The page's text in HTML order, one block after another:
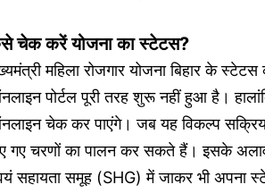
चेक करें योजना का स्टेटस?
महिला रोजगार योजना बिहार के
पोर्टल पूरी तरह शुरू नहीं हुआ है।
चेक कर पाएंगे। जब यह विकल्प सक्रिय
गए चरणों का पालन कर सकते हैं। इसके
सहायता समूह (SHG) में जाकर भी अपना